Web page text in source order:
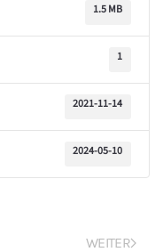
1.5 MB
1
2021-11-14
2024-05-10
WEITER